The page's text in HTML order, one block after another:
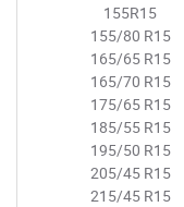
155R15
155/80 R15
165/65 R15
165/70 R15
175/65 R15
185/55 R15
195/50 R15
205/45 R15
215/45 R15